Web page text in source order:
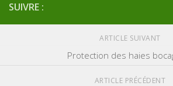
SUIVRE :
ARTICLE SUIVANT
Protection des haies
ARTICLE PRÉCÉDENT